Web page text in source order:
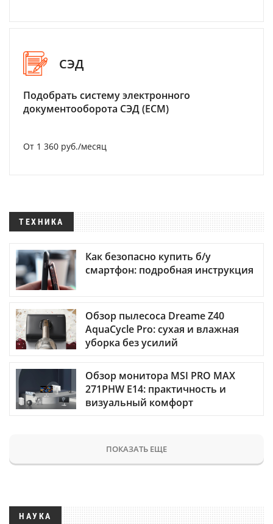
СЭД
Подобрать систему электронного
документооборота СЭД (ECM)
От 1 360 руб./месяц
ТЕХНИКА
Как безопасно купить б/у
смартфон: подробная инструкция
Обзор пылесоса Dreame Z40
AquaCycle Pro: сухая и влажная
уборка без усилий
Обзор монитора MSI PRO MAX
271PHW E14: практичность и
визуальный комфорт
ПОКАЗАТЬ ЕЩЕ
НАУКА